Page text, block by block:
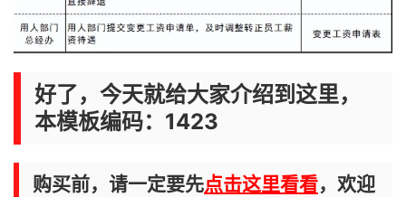
好了，今天就给大家介绍到这里，
本模板编码：1423
购买前，请一定要先点击这里看看，欢迎